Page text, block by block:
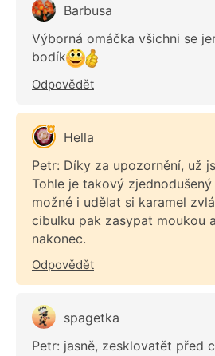
Barbusa
Výborná omáčka všichni se
bodík
Odpovědět
Hella
Petr: Díky za upozornění, už
Tohle je takový
možné i udělat si karamel
cibulku pak zasypat moukou
nakonec.
Odpovědět
spagetka
Petr: jasně, zesklovatět před